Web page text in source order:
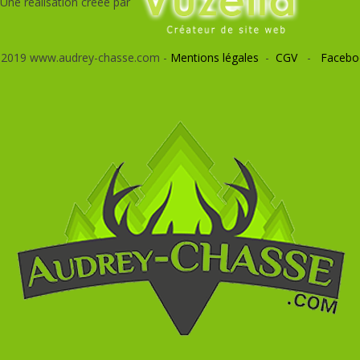
www.audrey-chasse.com - Mentions légales - CGV-